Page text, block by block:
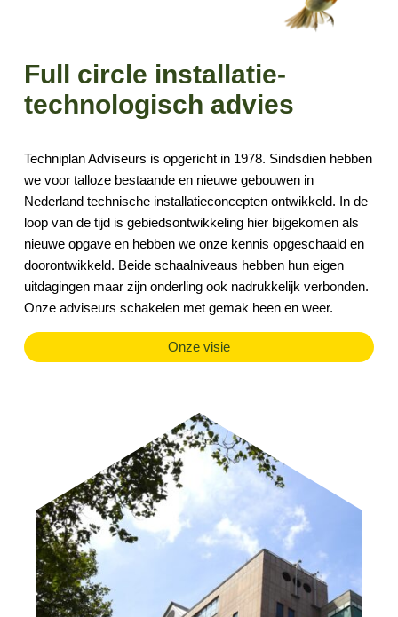
Full circle installatie-
technologisch advies
Techniplan Adviseurs is opgericht in 1978. Sindsdien hebben
we voor talloze bestaande en nieuwe gebouwen in
Nederland technische installatieconcepten ontwikkeld. In de
loop van de tijd is gebiedsontwikkeling hier bijgekomen als
nieuwe opgave en hebben we onze kennis opgeschaald en
doorontwikkeld. Beide schaalniveaus hebben hun eigen
uitdagingen maar zijn onderling ook nadrukkelijk verbonden.
Onze adviseurs schakelen met gemak heen en weer.
Onze visie